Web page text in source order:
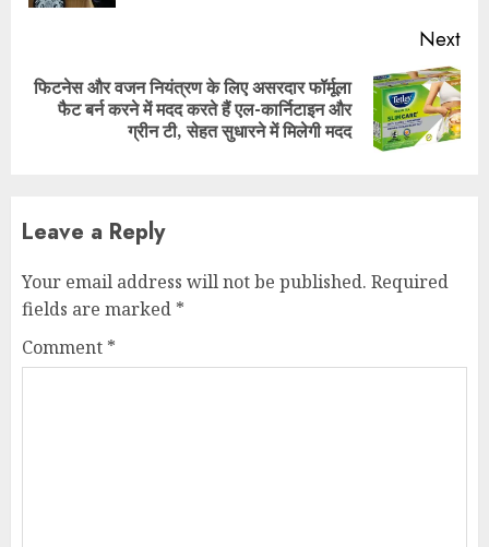
Next
Next
फिटनेस और वजन नियंत्रण के लिए असरदार फॉर्मूला
फैट बर्न करने में मदद करते हैं एल-कार्निटाइन और
ग्रीन टी, सेहत सुधारने में मिलेगी मदद
Leave a Reply
Your email address will not be published. Required
fields are marked *
Comment *